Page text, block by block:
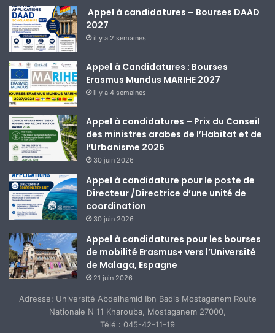
Appel à candidatures – Bourses DAAD
2027
il y a 2 semaines
Appel à Candidatures : Bourses
Erasmus Mundus MARIHE 2027
il y a 4 semaines
Appel à candidatures – Prix du Conseil
des ministres arabes de l’Habitat et de
l’Urbanisme 2026
30 juin 2026
Appel à candidature pour le poste de
Directeur /Directrice d’une unité de
coordination
30 juin 2026
Appel à candidatures pour les bourses
de mobilité Erasmus+ vers l’Université
de Malaga, Espagne
21 juin 2026
Adresse: Université Abdelhamid Ibn Badis Mostaganem Route
Nationale N 11 Kharouba, Mostaganem 27000,
Télé : 045-42-11-19